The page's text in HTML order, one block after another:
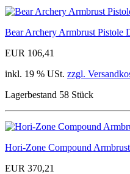
Bear Archery Armbrust Pistole
EUR 106,41
inkl. 19 % USt. zzgl.
Lagerbestand 58 Stück
Hori-Zone Compound
EUR 370,21